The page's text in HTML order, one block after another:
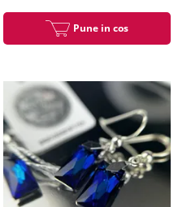
Pune in cos